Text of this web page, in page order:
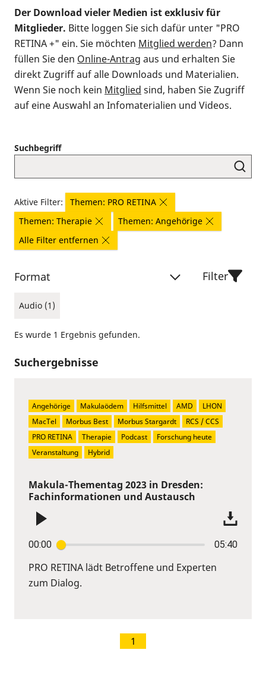
Der Download vieler Medien ist exklusiv für
Mitglieder. Bitte loggen Sie sich dafür unter "PRO
RETINA +" ein. Sie möchten Mitglied werden? Dann
füllen Sie den Online-Antrag aus und erhalten Sie
direkt Zugriff auf alle Downloads und Materialien.
Wenn Sie noch kein Mitglied sind, haben Sie Zugriff
auf eine Auswahl an Infomaterialien und Videos.
Suchbegriff
Aktive Filter:
Themen: PRO RETINA
Themen: Therapie
Themen: Angehörige
Alle Filter entfernen
Format
Audio (1)
Filter
Es wurde 1 Ergebnis gefunden.
Suchergebnisse
Makula-Thementag 2023 in Dresden:
Fachinformationen und Austausch
00:00 05:40
PRO RETINA lädt Betroffene und Experten
zum Dialog.
Angehörige Makulaödem Hilfsmittel AMD
LHON
MacTel
Morbus Best Morbus Stargardt
RCS / CCS
PRO RETINA
Therapie Podcast
Forschung heute
Veranstaltung
Hybrid
1